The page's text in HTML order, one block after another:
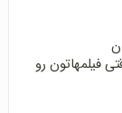
فیلمهاتون رو